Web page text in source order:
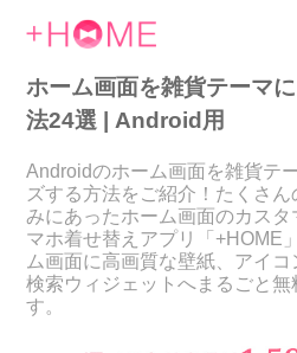
ホーム画面を雑貨テーマ
法24選 | Android用
Androidのホーム画面を雑貨テ
ズする方法をご紹介！たくさ
みにあったホーム画面のカス
マホ着せ替えアプリ「+HOME
ム画面に高画質な壁紙、アイコ
検索ウィジェットへまるごと無
す。